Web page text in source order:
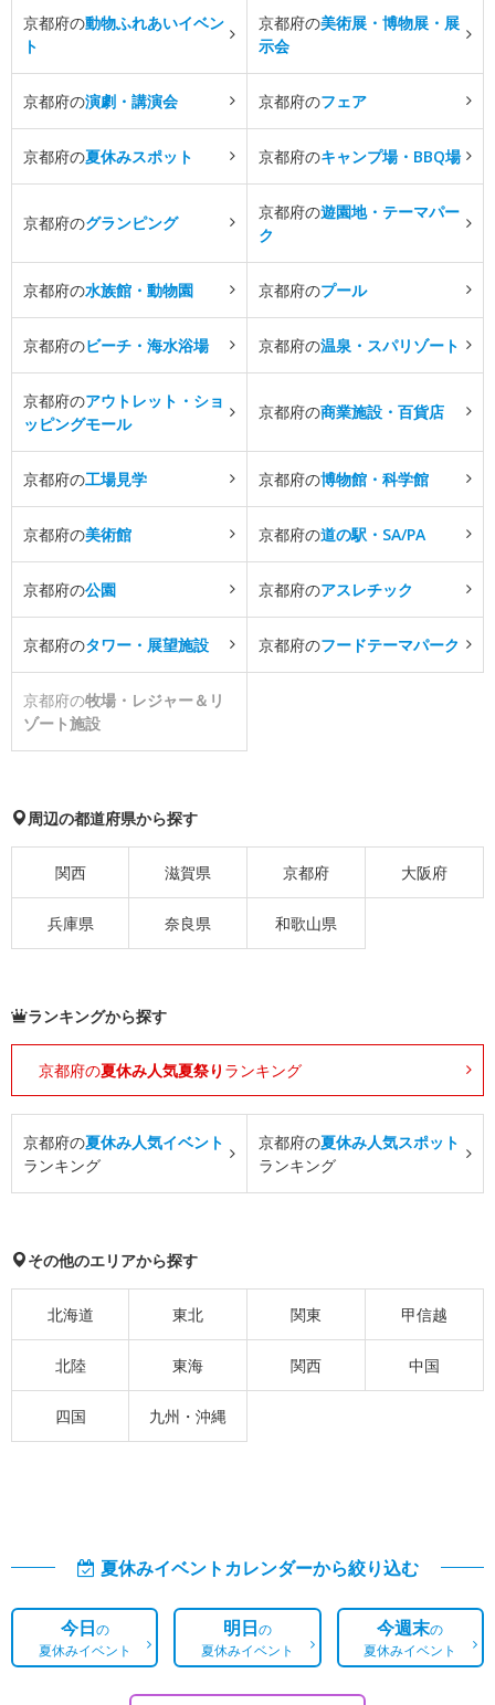
京都府の動物ふれあいイベン
ト
京都府の美術展・博物展・展
示会
京都府の演劇・講演会 京都府のフェア
京都府の夏休みスポット 京都府のキャンプ場・BBQ場
京都府のグランピング
京都府の遊園地・テーマパー
ク
京都府の水族館・動物園 京都府のプール
京都府のビーチ・海水浴場 京都府の温泉・スパリゾート
京都府のアウトレット・ショ
ッピングモール
京都府の商業施設・百貨店
京都府の工場見学 京都府の博物館・科学館
京都府の美術館 京都府の道の駅・SA/PA
京都府の公園 京都府のアスレチック
京都府のタワー・展望施設 京都府のフードテーマパーク
京都府の牧場・レジャー＆リ
ゾート施設
周辺の都道府県から探す
関西 滋賀県 京都府 大阪府
兵庫県 奈良県 和歌山県
ランキングから探す
京都府の夏休み人気夏祭り ランキング
京都府の夏休み人気イベント
ランキング
京都府の夏休み人気スポット
ランキング
その他のエリアから探す
北海道 東北 関東 甲信越
北陸 東海 関西 中国
四国 九州・沖縄
夏休みイベントカレンダーから絞り込む
今日の
夏休みイベント
明日の
夏休みイベント
今週末の
夏休みイベント